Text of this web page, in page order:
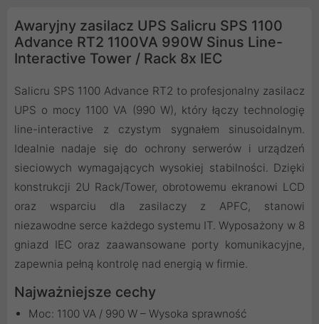
Awaryjny zasilacz UPS Salicru SPS 1100
Advance RT2 1100VA 990W Sinus Line-
Interactive Tower / Rack 8x IEC
Salicru SPS 1100 Advance RT2 to profesjonalny zasilacz
UPS o mocy 1100 VA (990 W), który łączy technologię
line-interactive z czystym sygnałem sinusoidalnym.
Idealnie nadaje się do ochrony serwerów i urządzeń
sieciowych wymagających wysokiej stabilności. Dzięki
konstrukcji 2U Rack/Tower, obrotowemu ekranowi LCD
oraz wsparciu dla zasilaczy z APFC, stanowi
niezawodne serce każdego systemu IT. Wyposażony w 8
gniazd IEC oraz zaawansowane porty komunikacyjne,
zapewnia pełną kontrolę nad energią w firmie.
Najważniejsze cechy
Moc: 1100 VA / 990 W – Wysoka sprawność